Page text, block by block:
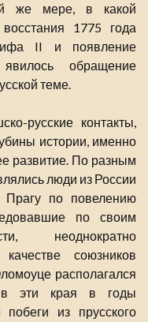
же мере, в какой
1775 года
II и появление
обращение
теме.
русские контакты,
истории, именно
развитие. По разным
люди из России
по повелению
по своим
неоднократно
союзников
располагался
в эти края в годы
из прусского